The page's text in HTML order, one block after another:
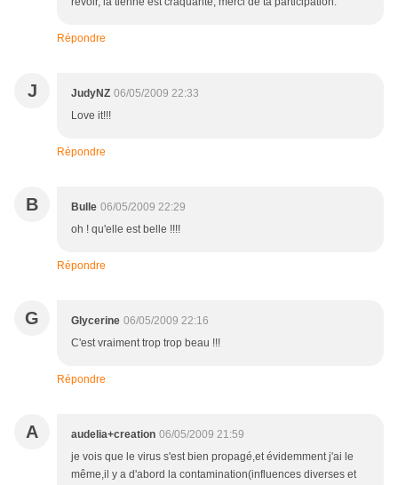
Répondre
J JudyNZ 06/05/2009 22:33
Love it!!!
Répondre
B Bulle 06/05/2009 22:29
oh ! qu'elle est belle !!!!
Répondre
G Glycerine 06/05/2009 22:16
C'est vraiment trop trop beau !!!
Répondre
A audelia+creation 06/05/2009 21:59
je vois que le virus s'est bien propagé,et évidemment j'ai le
même,il y a d'abord la contamination(influences diverses et